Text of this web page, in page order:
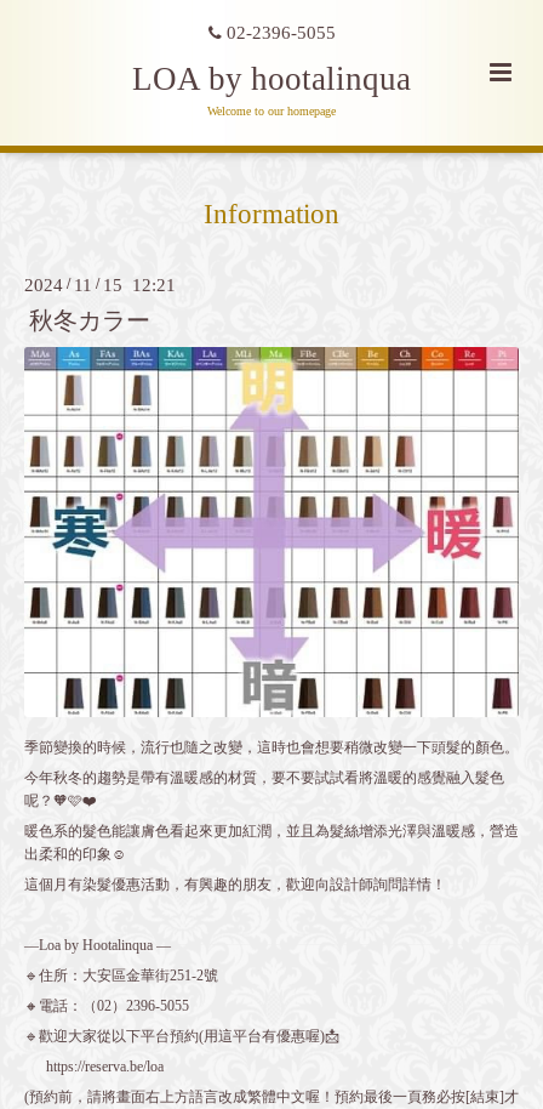
02-2396-5055
LOA by hootalinqua
Welcome to our homepage
Information
2024 / 11 / 15 12:21
秋冬カラー
季節變換的時候，流行也隨之改變，這時也會想要稍微改變一下頭髮的顏色。
今年秋冬的趨勢是帶有溫暖感的材質，要不要試試看將溫暖的感覺融入髮色
呢？🧡🩷❤️
暖色系的髮色能讓膚色看起來更加紅潤，並且為髮絲增添光澤與溫暖感，營造
出柔和的印象☺️
這個月有染髮優惠活動，有興趣的朋友，歡迎向設計師詢問詳情！
—Loa by Hootalinqua —
🔹住所：大安區金華街251-2號
🔸電話：（02）2396-5055
🔹歡迎大家從以下平台預約(用這平台有優惠喔)📩
https://reserva.be/loa
(預約前，請將畫面右上方語言改成繁體中文喔！預約最後一頁務必按[結束]才